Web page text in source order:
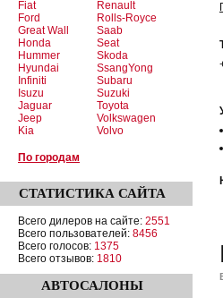
Fiat
Ford
Great Wall
Honda
Hummer
Hyundai
Infiniti
Isuzu
Jaguar
Jeep
Kia
Renault
Rolls-Royce
Saab
Seat
Skoda
SsangYong
Subaru
Suzuki
Toyota
Volkswagen
Volvo
По городам
СТАТИСТИКА САЙТА
Всего дилеров на сайте: 2551
Всего пользователей: 8456
Всего голосов: 1375
Всего отзывов: 1810
АВТОСАЛОНЫ